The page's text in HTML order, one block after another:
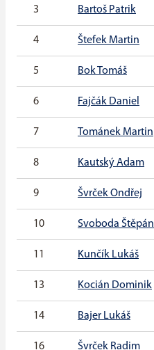
3 Bartoš Patrik
4 Štefek Martin
5 Bok Tomáš
6 Fajčák Daniel
7 Tománek Martin
8 Kautský Adam
9 Švrček Ondřej
10 Svoboda Štěpán
11 Kunčík Lukáš
13 Kocián Dominik
14 Bajer Lukáš
16 Švrček Radim